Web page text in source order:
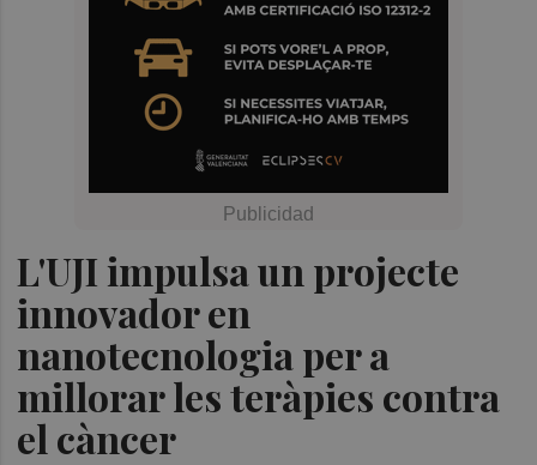
L'UJI impulsa un projecte
innovador en
nanotecnologia per a
millorar les teràpies contra
el càncer